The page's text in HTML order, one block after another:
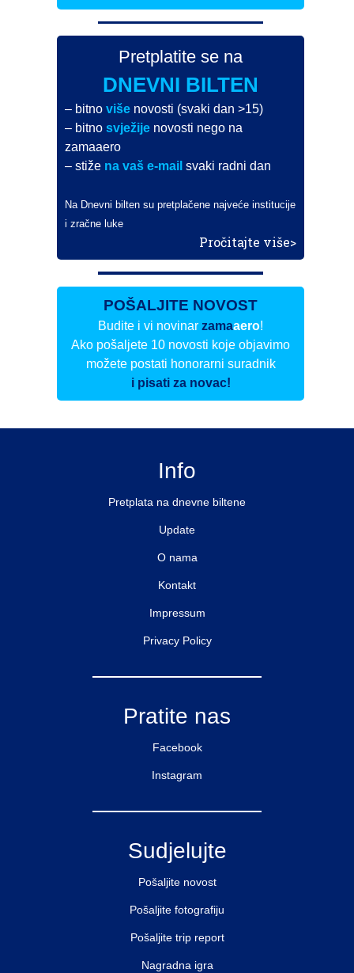
Pretplatite se na
DNEVNI BILTEN
– bitno višenovosti (svaki dan >15)
– bitno svježijenovosti nego na
zamaaero
– stiže na vaš e-mail svaki radni dan
Na Dnevni bilten su pretplačene najveće institucije
i zračne luke
Pročitajte više>
POŠALJITE NOVOST
Budite i vi novinar zamaaero!
Ako pošaljete 10 novosti koje objavimo
možete postati honorarni suradnik
i pisati za novac!
Info
Pretplata na dnevne biltene
Update
O nama
Kontakt
Impressum
Privacy Policy
Pratite nas
Facebook
Instagram
Sudjelujte
Pošaljite novost
Pošaljite fotografiju
Pošaljite trip report
Nagradna igra